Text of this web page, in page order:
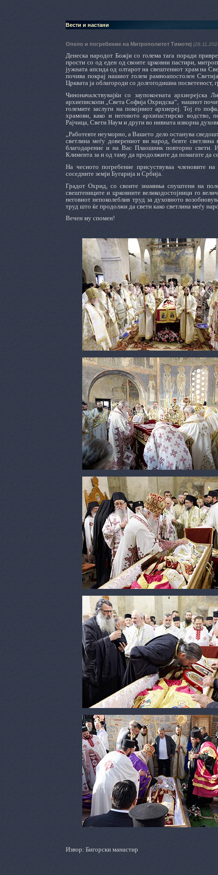
Вести и настани
Опело и погребение на Митрополитот Тимотеј
Денеска народот Божји со голема тага поради
прости со од еден од своите црковни пастири,
јужната апсида од олтарот на свештениот храм на
почива покрај нашиот голем рамноапостолен
Црквата ја облагороди со долгогодишна посветеност,
Чиноначалствувајќи со заупокоената
архиепископи „Света Софија Охридска“,
нашиот
големите заслуги на покојниот архиереј. Тој го
храмови, како и неговото архипастирско водство,
Рајчица, Свети Наум и други во нивната изворна
„Работевте неуморно, а Вашето дело останува
светлина меѓу доверениот ви народ, бевте
благодарение и на Вас Плаошник повторно свети.
Климента за и од таму да продолжите да помагате да
На чесното погребение присуствуваа членовите
соседните земји Бугарија и Србија.
Градот Охрид, со своите знамиња спуштени на
свештениците и црковните великодостојници го
неговиот непоколеблив труд за духовното
труд што ќе продолжи да свети како светлина меѓу
Вечен му спомен!
Извор: Бигорски манастир